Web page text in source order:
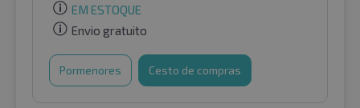
EM ESTOQUE
Envio gratuito
Pormenores Cesto de compras